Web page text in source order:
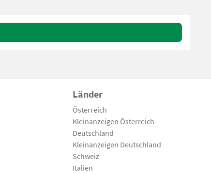
Länder
Österreich
Kleinanzeigen Österreich
Deutschland
Kleinanzeigen Deutschland
Schweiz
Italien